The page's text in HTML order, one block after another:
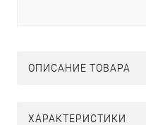
ОПИСАНИЕ ТОВАРА
ХАРАКТЕРИСТИКИ